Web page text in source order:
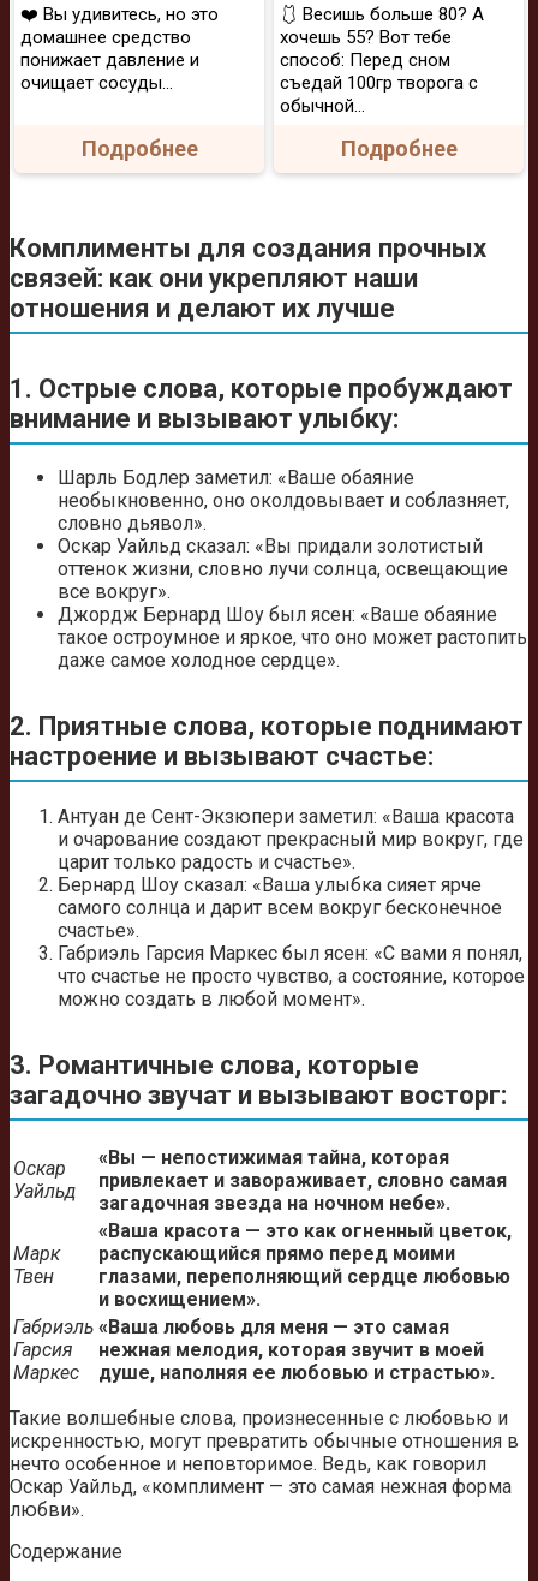
❤️ Вы удивитесь, но это
домашнее средство
понижает давление и
очищает сосуды...
Подробнее
🩱 Весишь больше 80? А
хочешь 55? Вот тебе
способ: Перед сном
съедай 100гр творога с
обычной...
Подробнее
Комплименты для создания прочных
связей: как они укрепляют наши
отношения и делают их лучше
1. Острые слова, которые пробуждают
внимание и вызывают улыбку:
Шарль Бодлер заметил: «Ваше обаяние
необыкновенно, оно околдовывает и соблазняет,
словно дьявол».
Оскар Уайльд сказал: «Вы придали золотистый
оттенок жизни, словно лучи солнца, освещающие
все вокруг».
Джордж Бернард Шоу был ясен: «Ваше обаяние
такое остроумное и яркое, что оно может растопить
даже самое холодное сердце».
2. Приятные слова, которые поднимают
настроение и вызывают счастье:
Антуан де Сент-Экзюпери заметил: «Ваша красота
и очарование создают прекрасный мир вокруг, где
царит только радость и счастье».
Бернард Шоу сказал: «Ваша улыбка сияет ярче
самого солнца и дарит всем вокруг бесконечное
счастье».
Габриэль Гарсия Маркес был ясен: «С вами я понял,
что счастье не просто чувство, а состояние, которое
можно создать в любой момент».
3. Романтичные слова, которые
загадочно звучат и вызывают восторг:
Оскар
Уайльд
«Вы — непостижимая тайна, которая
привлекает и завораживает, словно самая
загадочная звезда на ночном небе».
Марк
Твен
«Ваша красота — это как огненный цветок,
распускающийся прямо перед моими
глазами, переполняющий сердце любовью
и восхищением».
Габриэль
Гарсия
Маркес
«Ваша любовь для меня — это самая
нежная мелодия, которая звучит в моей
душе, наполняя ее любовью и страстью».
Такие волшебные слова, произнесенные с любовью и
искренностью, могут превратить обычные отношения в
нечто особенное и неповторимое. Ведь, как говорил
Оскар Уайльд, «комплимент — это самая нежная форма
любви».
Содержание